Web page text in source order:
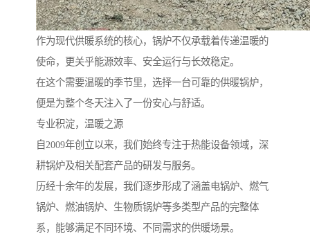
作为现代供暖系统的核心，锅炉不仅承载着传递温暖的
使命，更关乎能源效率、安全运行与长效稳定。
在这个需要温暖的季节里，选择一台可靠的供暖锅炉，
便是为整个冬天注入了一份安心与舒适。
专业积淀，温暖之源
自2009年创立以来，我们始终专注于热能设备领域，深
耕锅炉及相关配套产品的研发与服务。
历经十余年的发展，我们逐步形成了涵盖电锅炉、燃气
锅炉、燃油锅炉、生物质锅炉等多类型产品的完整体
系，能够满足不同环境、不同需求的供暖场景。